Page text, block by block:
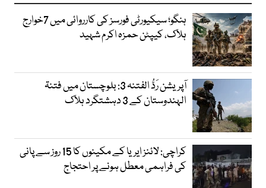
ہنگو؛ سیکیورٹی فورسز کی کارروائی میں 7خوارج
ہلاک، کیپٹن حمزہ اکرم شہید
آپریشن رَدُّ الفتنہ 3: بلوچستان میں فتنۃ
الہندوستان کے 3 دہشتگرد ہلاک
کراچی: لائنز ایریا کے مکینوں کا 15 روز سے پانی
کی فراہمی معطل ہونے پر احتجاج